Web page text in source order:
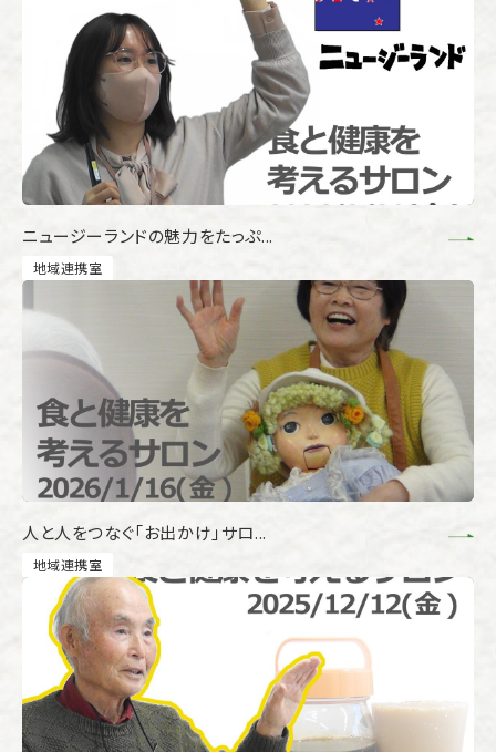
ニュージーランドの魅力をたっぷ...
地域連携室
人と人をつなぐ「お出かけ」サロ...
地域連携室